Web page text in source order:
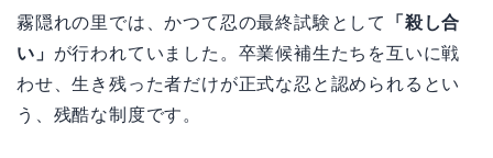
霧隠れの里では、かつて忍の最終試験として
「殺し合
い」 が行われていました。卒業候補生たちを互いに戦
わせ、生き残った者だけが正式な忍と認められるとい
う、残酷な制度です。